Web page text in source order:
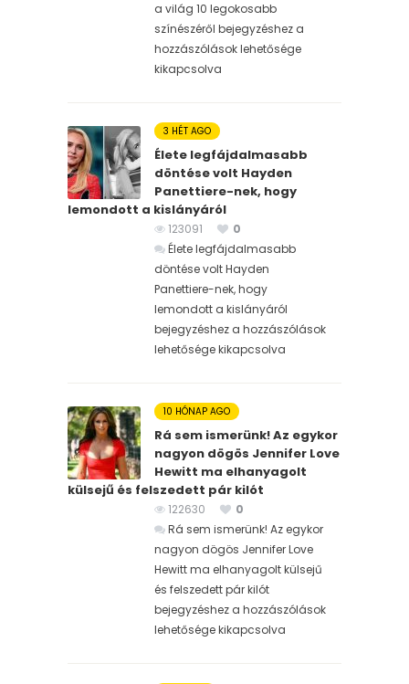
a világ 10 legokosabb
színészéről bejegyzéshez a
hozzászólások lehetősége
kikapcsolva
3 HÉT AGO
Élete legfájdalmasabb
döntése volt Hayden
Panettiere-nek, hogy
lemondott a kislányáról
123091
0
Élete legfájdalmasabb
döntése volt Hayden
Panettiere-nek, hogy
lemondott a kislányáról
bejegyzéshez a hozzászólások
lehetősége kikapcsolva
10 HÓNAP AGO
Rá sem ismerünk! Az egykor
nagyon dögös Jennifer Love
Hewitt ma elhanyagolt
külsejű és felszedett pár kilót
122630
0
Rá sem ismerünk! Az egykor
nagyon dögös Jennifer Love
Hewitt ma elhanyagolt külsejű
és felszedett pár kilót
bejegyzéshez a hozzászólások
lehetősége kikapcsolva